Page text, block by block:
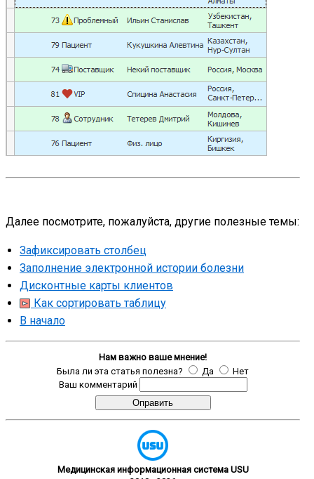
Далее посмотрите, пожалуйста, другие полезные темы:
Зафиксировать столбец
Заполнение электронной истории болезни
Дисконтные карты клиентов
Как сортировать таблицу
В начало
Нам важно ваше мнение!
Была ли эта статья полезна?
Да
Нет
Ваш комментарий
Медицинская информационная система USU